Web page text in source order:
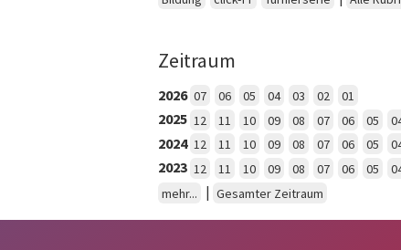
Zeitraum
2026 07 06 05 04 03 02 01
2025 12 11 10 09 08 07 06 05
2024 12 11 10 09 08 07 06 05
2023 12 11 10 09 08 07 06 05
mehr...
| Gesamter Zeitraum